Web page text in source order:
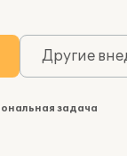
Другие
задача